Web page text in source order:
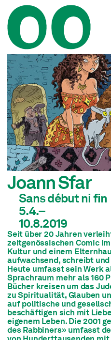
Joann Sfar
Sans début ni fin
5.4.–
10.8.2019
Seit über 20 Jahren
zeitgenössischen Comic
Kultur und einem
aufwachsend, schreibt
Heute umfasst sein Werk
Sprachraum mehr als 160
Bücher kreisen um das
zu Spiritualität, Glauben
auf politische und
beschäftigen sich mit
eigenem Leben. Die 2001
des Rabbiners» umfasst